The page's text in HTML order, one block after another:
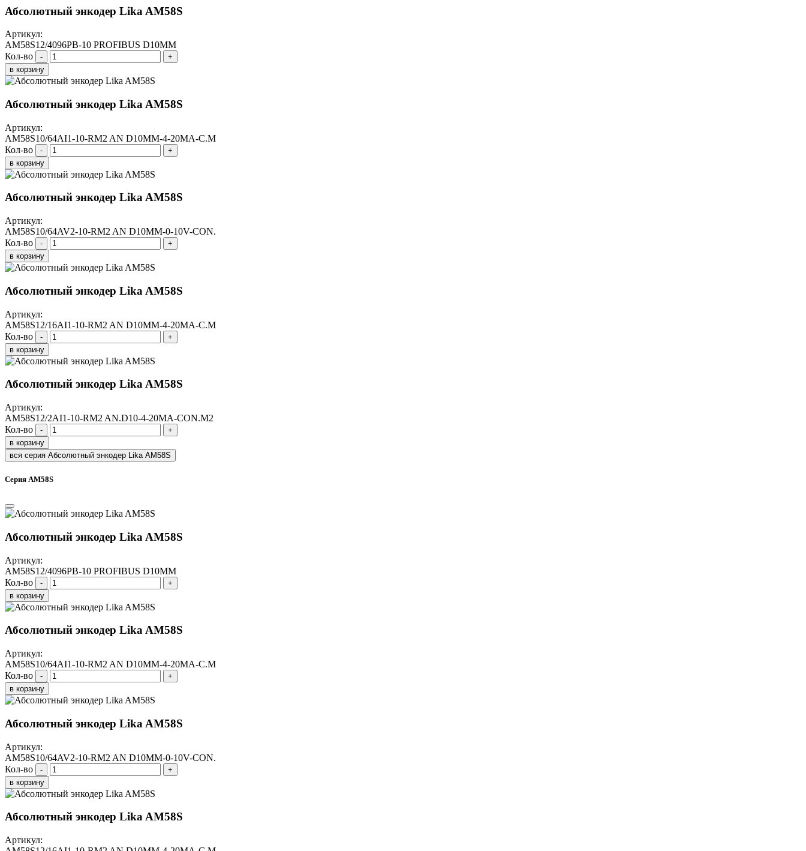
Абсолютный энкодер Lika AM58S
Артикул:
AM58S12/4096PB-10 PROFIBUS D10MM
Кол-во
-
+
в корзину
Абсолютный энкодер Lika AM58S
Артикул:
AM58S10/64AI1-10-RM2 AN D10MM-4-20MA-C.M
Кол-во
-
+
в корзину
Абсолютный энкодер Lika AM58S
Артикул:
AM58S10/64AV2-10-RM2 AN D10MM-0-10V-CON.
Кол-во
-
+
в корзину
Абсолютный энкодер Lika AM58S
Артикул:
AM58S12/16AI1-10-RM2 AN D10MM-4-20MA-C.M
Кол-во
-
+
в корзину
Абсолютный энкодер Lika AM58S
Артикул:
AM58S12/2AI1-10-RM2 AN.D10-4-20MA-CON.M2
Кол-во
-
+
в корзину
вся серия Абсолютный энкодер Lika AM58S
Серия AM58S
Абсолютный энкодер Lika AM58S
Артикул:
AM58S12/4096PB-10 PROFIBUS D10MM
Кол-во
-
+
в корзину
Абсолютный энкодер Lika AM58S
Артикул:
AM58S10/64AI1-10-RM2 AN D10MM-4-20MA-C.M
Кол-во
-
+
в корзину
Абсолютный энкодер Lika AM58S
Артикул:
AM58S10/64AV2-10-RM2 AN D10MM-0-10V-CON.
Кол-во
-
+
в корзину
Абсолютный энкодер Lika AM58S
Артикул: